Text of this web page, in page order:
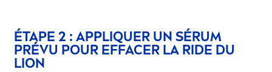
ÉTAPE 2 : APPLIQUER UN SÉRUM
PRÉVU POUR EFFACER LA RIDE DU
LION